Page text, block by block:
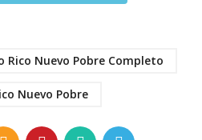
Rico Nuevo Pobre Completo
Nuevo Pobre